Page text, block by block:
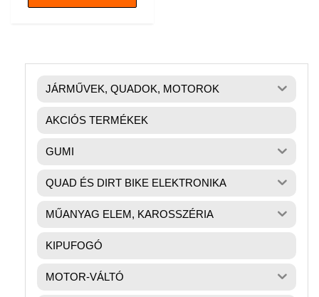
JÁRMŰVEK, QUADOK, MOTOROK
AKCIÓS TERMÉKEK
GUMI
QUAD ÉS DIRT BIKE ELEKTRONIKA
MŰANYAG ELEM, KAROSSZÉRIA
KIPUFOGÓ
MOTOR-VÁLTÓ